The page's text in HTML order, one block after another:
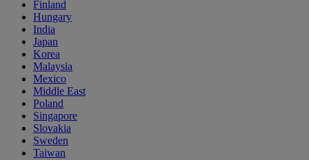
Finland
Hungary
India
Japan
Korea
Malaysia
Mexico
Middle East
Poland
Singapore
Slovakia
Sweden
Taiwan